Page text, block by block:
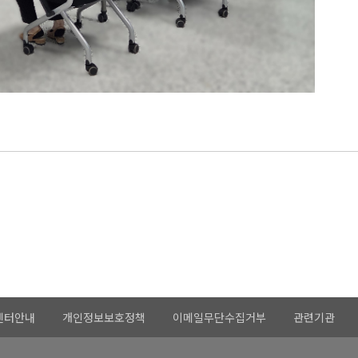
터안내 개인정보보호정책 이메일무단수집거부 관련기관